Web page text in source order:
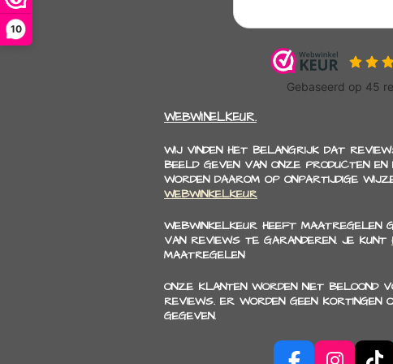
10
WEBWINELKEUR.
WIJ VINDEN HET BELANGRIJK DAT
BEELD GEVEN VAN ONZE PRODUCTEN EN
WORDEN DAAROM OP ONPARTIJDIGE
WEBWINKELKEUR
WEBWINKELKEUR HEEFT MAATREGELEN
VAN REVIEWS TE GARANDEREN. JE KUNT
MAATREGELEN
ONZE KLANTEN WORDEN NIET BELOOND
REVIEWS. ER WORDEN GEEN KORTINGEN
GEGEVEN.